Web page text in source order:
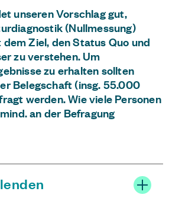
unseren Vorschlag gut,
(Nullmessung)
Ziel, den Status Quo und
zu verstehen. Um
zu erhalten sollten
Belegschaft (insg. 55.000
werden. Wie viele Personen
an der Befragung